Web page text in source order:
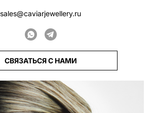
sales@caviarjewellery.ru
СВЯЗАТЬСЯ С НАМИ